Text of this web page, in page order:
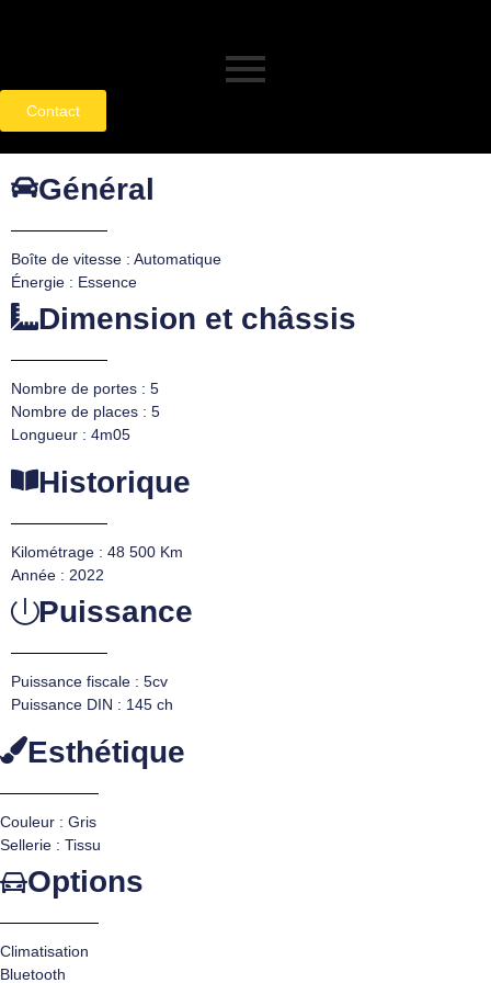
Contact
Général
Boîte de vitesse : Automatique
Énergie : Essence
Dimension et châssis
Nombre de portes : 5
Nombre de places : 5
Longueur : 4m05
Historique
Kilométrage : 48 500 Km
Année : 2022
Puissance
Puissance fiscale : 5cv
Puissance DIN : 145 ch
Esthétique
Couleur : Gris
Sellerie : Tissu
Options
Climatisation
Bluetooth